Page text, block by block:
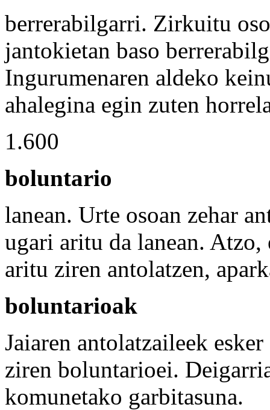
berrerabilgarri. Zirkuitu
jantokietan baso
Ingurumenaren aldeko
ahalegina egin zuten
1.600
boluntario
lanean. Urte osoan zehar
ugari aritu da lanean.
aritu ziren antolatzen,
boluntarioak
Jaiaren antolatzaileek
ziren boluntarioei.
komunetako garbitasuna.